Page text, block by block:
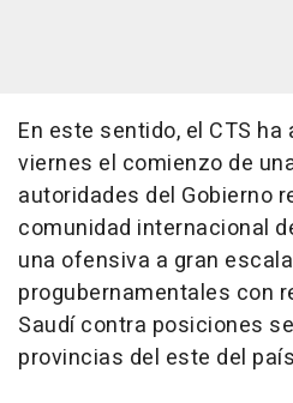
En este sentido, el CTS
viernes el comienzo de
autoridades del Gobierno
comunidad internacional
una ofensiva a gran
progubernamentales con
Saudí contra posiciones
provincias del este del país